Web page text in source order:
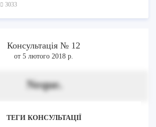
3033
Консультація № 12
от 5 лютого 2018 р.
Neque.
ТЕГИ КОНСУЛЬТАЦІЇ